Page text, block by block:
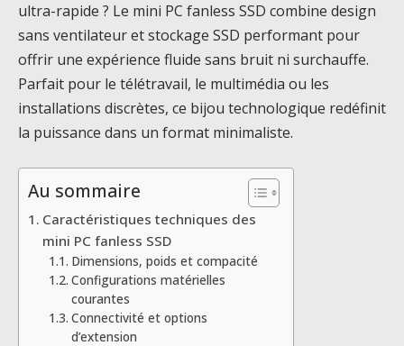
ultra-rapide ? Le mini PC fanless SSD combine design
sans ventilateur et stockage SSD performant pour
offrir une expérience fluide sans bruit ni surchauffe.
Parfait pour le télétravail, le multimédia ou les
installations discrètes, ce bijou technologique redéfinit
la puissance dans un format minimaliste.
Au sommaire
Caractéristiques techniques des
mini PC fanless SSD
Dimensions, poids et compacité
Configurations matérielles
courantes
Connectivité et options
d’extension